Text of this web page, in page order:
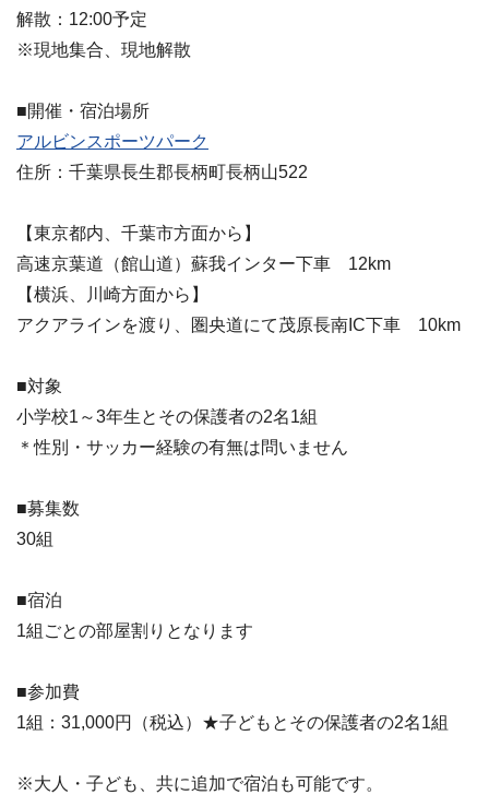
解散：12:00予定
※現地集合、現地解散
■開催・宿泊場所
アルビンスポーツパーク
住所：千葉県長生郡長柄町長柄山522
【東京都内、千葉市方面から】
高速京葉道（館山道）蘇我インター下車 12km
【横浜、川崎方面から】
アクアラインを渡り、圏央道にて茂原長南IC下車 10km
■対象
小学校1～3年生とその保護者の2名1組
＊性別・サッカー経験の有無は問いません
■募集数
30組
■宿泊
1組ごとの部屋割りとなります
■参加費
1組：31,000円（税込）★子どもとその保護者の2名1組
※大人・子ども、共に追加で宿泊も可能です。